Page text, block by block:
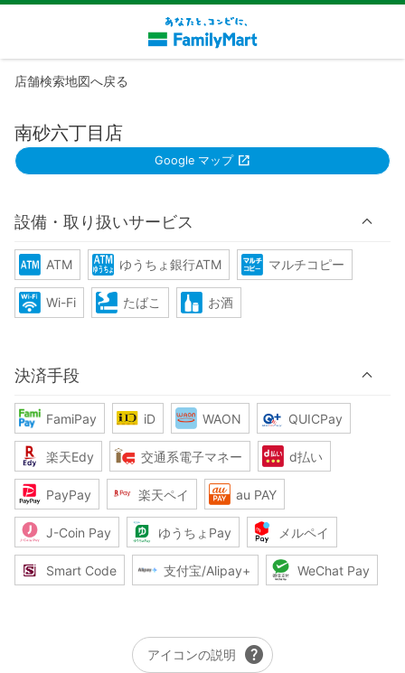
店舗検索地図へ戻る
南砂六丁目店
Google マップ
設備・取り扱いサービス
ATM ゆうちょ銀行ATM マルチコピー
Wi-Fi たばこ お酒
決済手段
FamiPay iD WAON QUICPay
楽天Edy 交通系電子マネー d払い
PayPay 楽天ペイ au PAY
J-Coin Pay ゆうちょPay メルペイ
Smart Code 支付宝/Alipay+ WeChat Pay
アイコンの説明 help